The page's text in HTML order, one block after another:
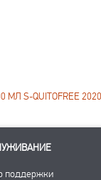
S-QUITOFREE
поддержки